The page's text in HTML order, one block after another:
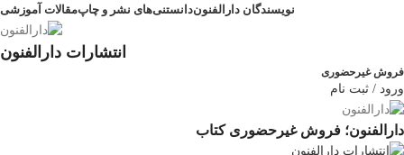
نویسندگان دارالفنوندانستنی‌های نشر و چاپمقالات آموزشی
انتشارات دارالفنون
فروش غیرحضوری
ورود / ثبت نام
دارالفنون؛ فروش غیرحضوری کتاب